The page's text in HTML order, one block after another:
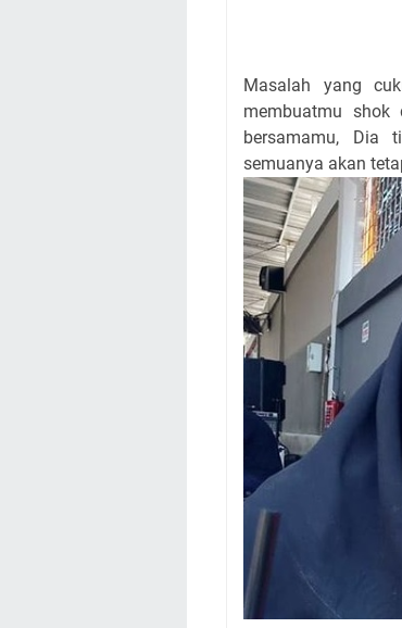
Masalah yang
membuatmu
bersamamu, Dia
semuanya akan